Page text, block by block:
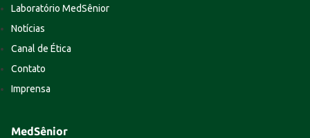
Laboratório MedSênior
Notícias
Canal de Ética
Contato
Imprensa
MedSênior